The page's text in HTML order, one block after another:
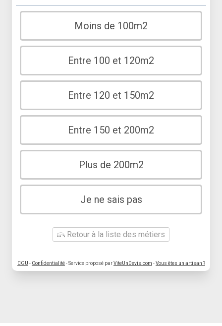
Moins de 100m2
Entre 100 et 120m2
Entre 120 et 150m2
Entre 150 et 200m2
Plus de 200m2
Je ne sais pas
Retour à la liste des métiers
CGU - Confidentialité- Service proposé parViteUnDevis.com -Vous êtes un artisan ?